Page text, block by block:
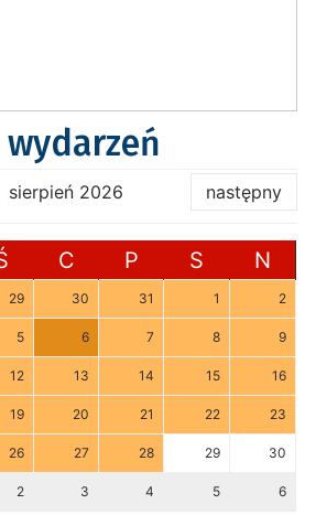
sierpień 2026 następny
C P S N
29 30 31 1 2
5 6 7 8 9
12 13 14 15 16
19 20 21 22 23
26 27 28 29 30
2 3 4 5 6